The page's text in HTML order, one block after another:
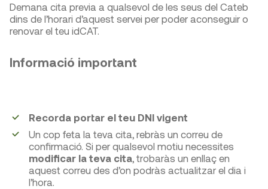
Demana cita previa a qualsevol de les seus del Cateb
dins de l’horari d’aquest servei per poder aconseguir o
renovar el teu idCAT.
Informació important
Recorda portar el teu DNI vigent
Un cop feta la teva cita, rebràs un correu de
confirmació. Si per qualsevol motiu necessites
modificar la teva cita, trobaràs un enllaç en
aquest correu des d’on podràs actualitzar el dia i
l’hora.